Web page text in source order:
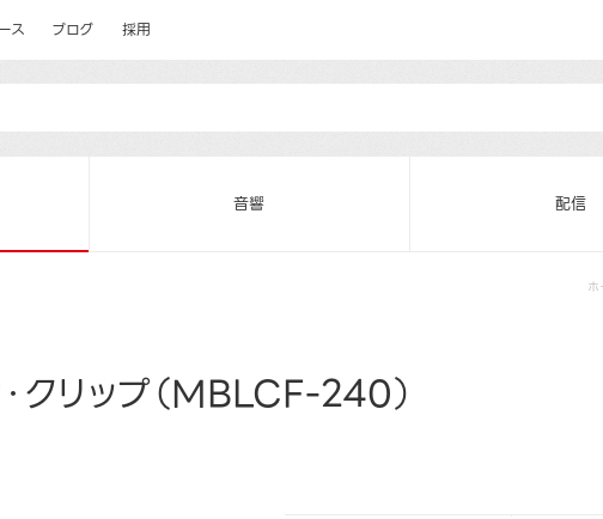
ス ブログ 採用
音響 配信
ホ
クリップ（MBLCF-240）